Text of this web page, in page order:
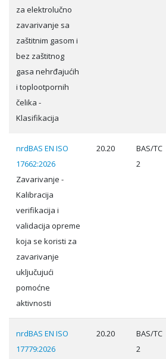
za elektrolučno
zavarivanje sa
zaštitnim gasom i
bez zaštitnog
gasa nehrđajućih
i toplootpornih
čelika -
Klasifikacija
nrdBAS EN ISO
17662:2026
Zavarivanje -
Kalibracija
verifikacija i
validacija opreme
koja se koristi za
zavarivanje
uključujući
pomoćne
aktivnosti
20.20
BAS/TC
2
nrdBAS EN ISO
17779:2026
20.20
BAS/TC
2